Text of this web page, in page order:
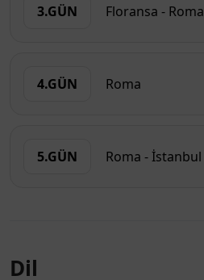
3.GÜN Floransa - Roma
4.GÜN Roma
5.GÜN Roma - İstanbul
Dil